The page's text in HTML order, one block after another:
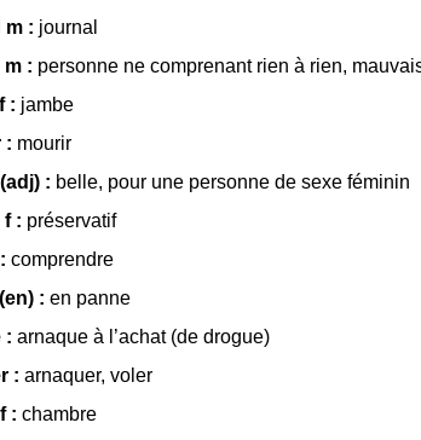
m : journal
: personne ne comprenant rien à rien,
: jambe
: mourir
: belle, pour une personne de sexe féminin
f : préservatif
comprendre
: en panne
: arnaque à l’achat (de drogue)
: arnaquer, voler
: chambre